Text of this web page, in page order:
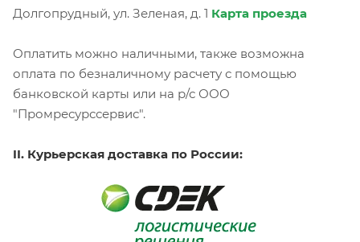
Долгопрудный, ул. Зеленая, д. 1 Карта проезда
Оплатить можно наличными, также возможна
оплата по безналичному расчету с помощью
банковской карты или на р/с ООО
"Промресурссервис".
II. Курьерская доставка по России: